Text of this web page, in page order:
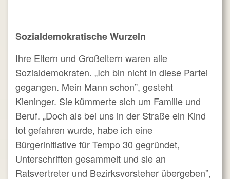
Sozialdemokratische Wurzeln
Ihre Eltern und Großeltern waren alle
Sozialdemokraten. „Ich bin nicht in diese Partei
gegangen. Mein Mann schon”, gesteht
Kieninger. Sie kümmerte sich um Familie und
Beruf. „Doch als bei uns in der Straße ein Kind
tot gefahren wurde, habe ich eine
Bürgerinitiative für Tempo 30 gegründet,
Unterschriften gesammelt und sie an
Ratsvertreter und Bezirksvorsteher übergeben”,